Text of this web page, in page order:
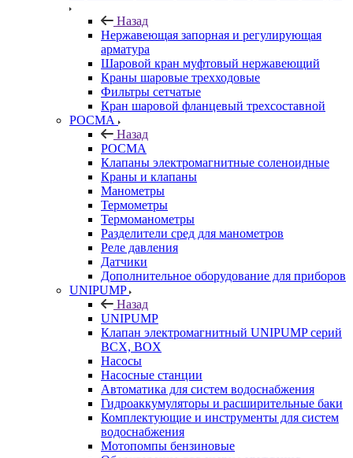
Назад
Нержавеющая запорная и регулирующая
арматура
Шаровой кран муфтовый нержавеющий
Краны шаровые трехходовые
Фильтры сетчатые
Кран шаровой фланцевый трехсоставной
РОСМА
Назад
РОСМА
Клапаны электромагнитные соленоидные
Краны и клапаны
Манометры
Термометры
Термоманометры
Разделители сред для манометров
Реле давления
Датчики
Дополнительное оборудование для приборов
UNIPUMP
Назад
UNIPUMP
Клапан электромагнитный UNIPUMP серий
BCX, BOX
Насосы
Насосные станции
Автоматика для систем водоснабжения
Гидроаккумуляторы и расширительные баки
Комплектующие и инструменты для систем
водоснабжения
Мотопомпы бензиновые